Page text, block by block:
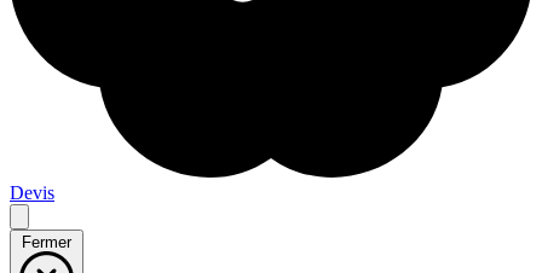
Devis
Fermer